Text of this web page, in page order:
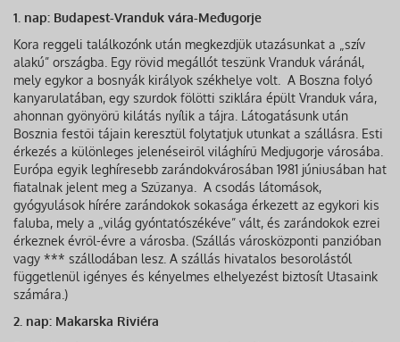
1. nap: Budapest-Vranduk vára-Međugorje
Kora reggeli találkozónk után megkezdjük utazásunkat a „szív
alakú” országba. Egy rövid megállót teszünk Vranduk váránál,
mely egykor a bosnyák királyok székhelye volt. A Boszna folyó
kanyarulatában, egy szurdok fölötti sziklára épült Vranduk vára,
ahonnan gyönyörű kilátás nyílik a tájra. Látogatásunk után
Bosznia festői tájain keresztül folytatjuk utunkat a szállásra. Esti
érkezés a különleges jelenéseiről világhírű Medjugorje városába.
Európa egyik leghíresebb zarándokvárosában 1981 júniusában hat
fiatalnak jelent meg a Szűzanya. A csodás látomások,
gyógyulások hírére zarándokok sokasága érkezett az egykori kis
faluba, mely a „világ gyóntatószékéve” vált, és zarándokok ezrei
érkeznek évről-évre a városba. (Szállás városközponti panzióban
vagy *** szállodában lesz. A szállás hivatalos besorolástól
függetlenül igényes és kényelmes elhelyezést biztosít Utasaink
számára.)
2. nap: Makarska Riviéra